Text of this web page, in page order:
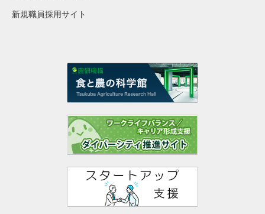
新規職員採用サイト